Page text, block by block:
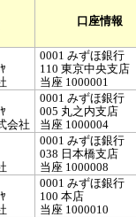
口座情報
0001 みずほ銀行
110 東京中央支店
当座 1000001
会社
0001 みずほ銀行
005 丸之内支店
当座 1000004
0001 みずほ銀行
038 日本橋支店
当座 1000008
0001 みずほ銀行
100 本店
当座 1000010